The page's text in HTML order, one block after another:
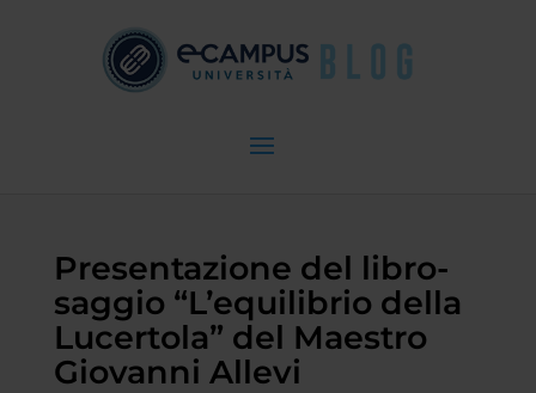
Presentazione del libro-
saggio “L’equilibrio della
Lucertola” del Maestro
Giovanni Allevi